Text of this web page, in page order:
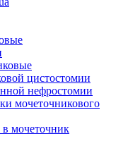
цистостомии
нефростомии
мочеточникового
мочеточник